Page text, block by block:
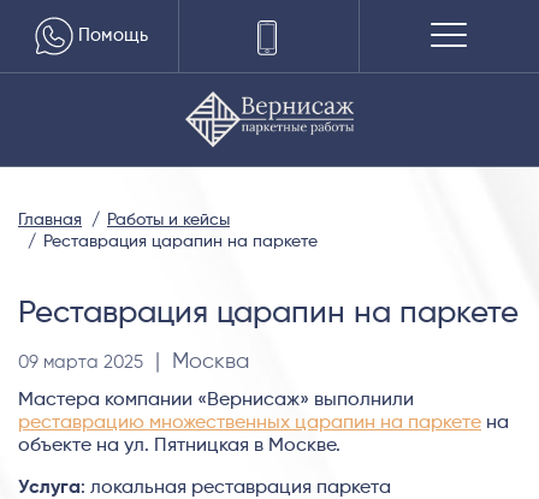
Помощь
Главная
Работы и кейсы
Реставрация царапин на паркете
Реставрация царапин на паркете
09 марта 2025 | Москва
Мастера компании «Вернисаж» выполнили
реставрацию множественных царапин на паркете на
объекте на ул. Пятницкая в Москве.
Услуга: локальная реставрация паркета